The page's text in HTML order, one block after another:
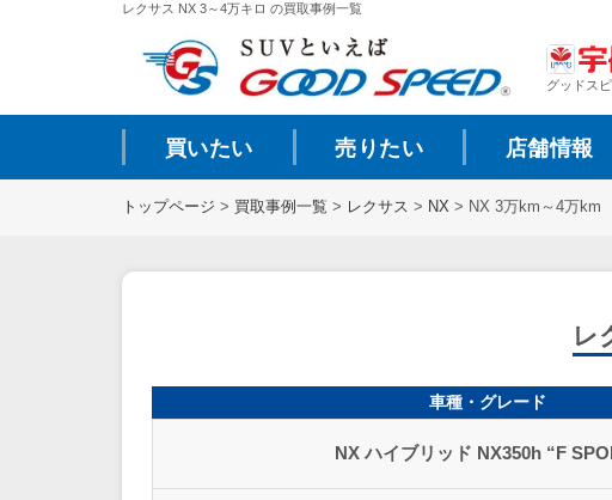
レクサス NX 3～4万キロ の買取事例一覧
グッドス
買いたい 売りたい 店舗情報
トップページ > 買取事例一覧 > レクサス > NX > NX 3万km～4万km
レ
車種・グレード
NX ハイブリッド NX350h “F